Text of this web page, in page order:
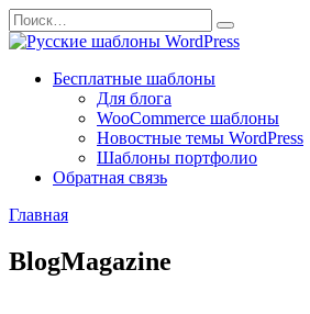
Перейти
к
содержанию
Search
for:
Бесплатные шаблоны
Для блога
WooCommerce шаблоны
Новостные темы WordPress
Шаблоны портфолио
Обратная связь
Главная
BlogMagazine